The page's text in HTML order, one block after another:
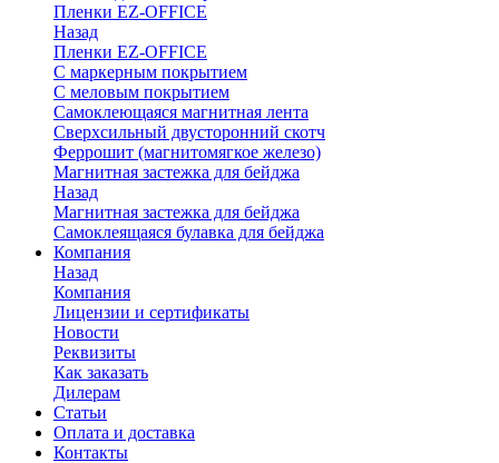
Пленки EZ-OFFICE
Назад
Пленки EZ-OFFICE
С маркерным покрытием
С меловым покрытием
Самоклеющаяся магнитная лента
Сверхсильный двусторонний скотч
Феррошит (магнитомягкое железо)
Магнитная застежка для бейджа
Назад
Магнитная застежка для бейджа
Самоклеящаяся булавка для бейджа
Компания
Назад
Компания
Лицензии и сертификаты
Новости
Реквизиты
Как заказать
Дилерам
Статьи
Оплата и доставка
Контакты